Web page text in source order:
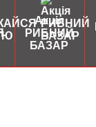
Акція
РИБНИЙ
БАЗАР